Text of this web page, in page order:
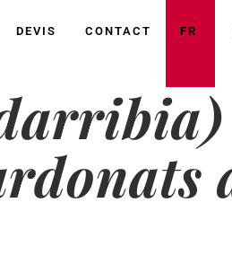
DEVIS CONTACT FR